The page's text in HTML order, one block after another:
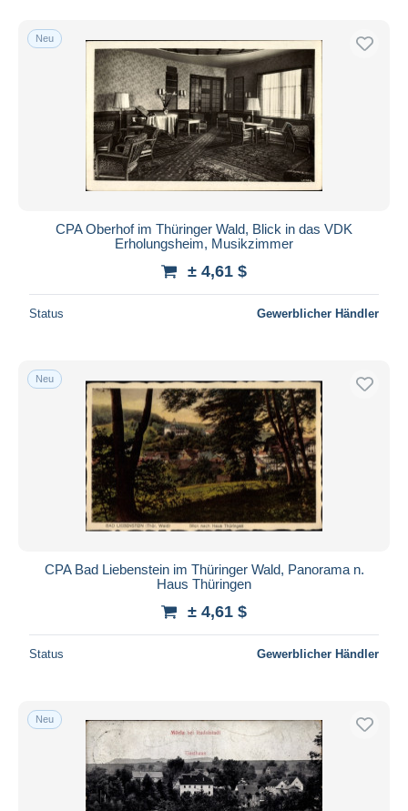
Neu
CPA Oberhof im Thüringer Wald, Blick in das VDK
Erholungsheim, Musikzimmer
± 4,61 $
Status Gewerblicher Händler
Neu
CPA Bad Liebenstein im Thüringer Wald, Panorama n.
Haus Thüringen
± 4,61 $
Status Gewerblicher Händler
Neu